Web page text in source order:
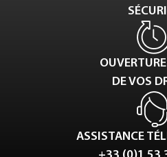
DE VOS
ASSISTANCE